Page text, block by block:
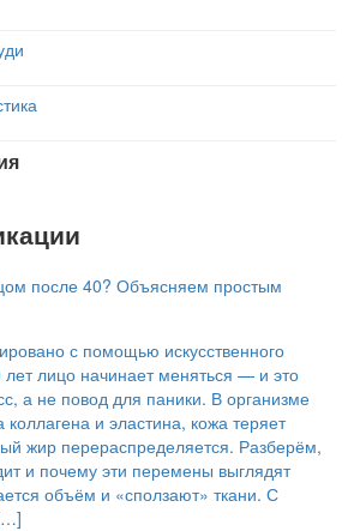
после 40? Объясняем простым
с помощью искусственного
лет лицо начинает меняться — и это
а не повод для паники. В организме
и эластина, кожа теряет
жир перераспределяется. Разберём,
и почему эти перемены выглядят
объём и «сползают» ткани. С